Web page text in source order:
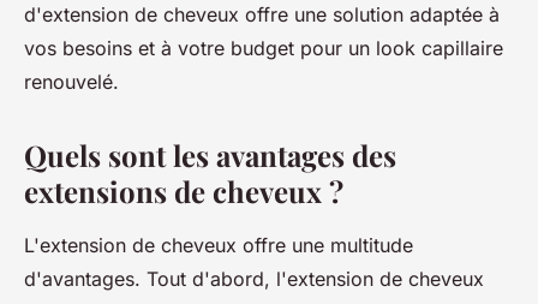
d'extension de cheveux offre une solution adaptée à
vos besoins et à votre budget pour un look capillaire
renouvelé.
Quels sont les avantages des
extensions de cheveux ?
L'extension de cheveux offre une multitude
d'avantages. Tout d'abord, l'extension de cheveux